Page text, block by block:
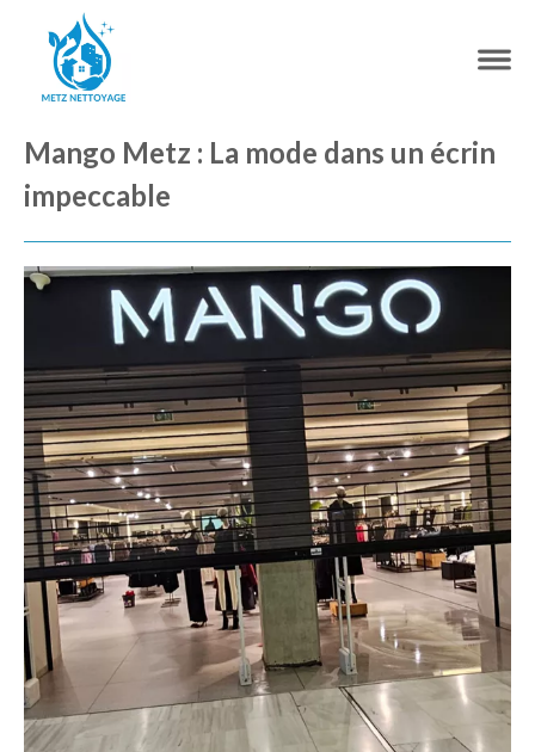
Mango Metz : La mode dans un écrin
impeccable